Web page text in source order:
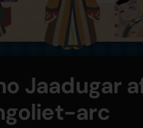
Jaadugar
arc